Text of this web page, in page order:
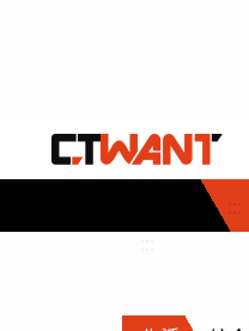
:::
社會首頁
時事
調查